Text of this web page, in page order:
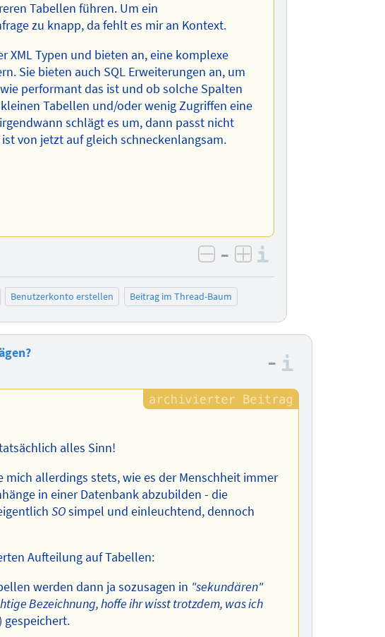
Tabellen führen. Um ein
zu knapp, da fehlt es mir an Kontext.
XML Typen und bieten an, eine komplexe
Sie bieten auch SQL Erweiterungen an, um
performant das ist und ob solche Spalten
Tabellen und/oder wenig Zugriffen eine
schlägt es um, dann passt nicht
von jetzt auf gleich schneckenlangsam.
negativ bewerten
– positiv bewerten
Benutzerkonto erstellen Beitrag im Thread-Baum
–
alles Sinn!
allerdings stets, wie es der Menschheit immer
in einer Datenbank abzubilden - die
SOsimpel und einleuchtend, dennoch
Aufteilung auf Tabellen:
werden dann ja sozusagen in "sekundären"
Bezeichnung, hoffe ihr wisst trotzdem, was ich
gespeichert.